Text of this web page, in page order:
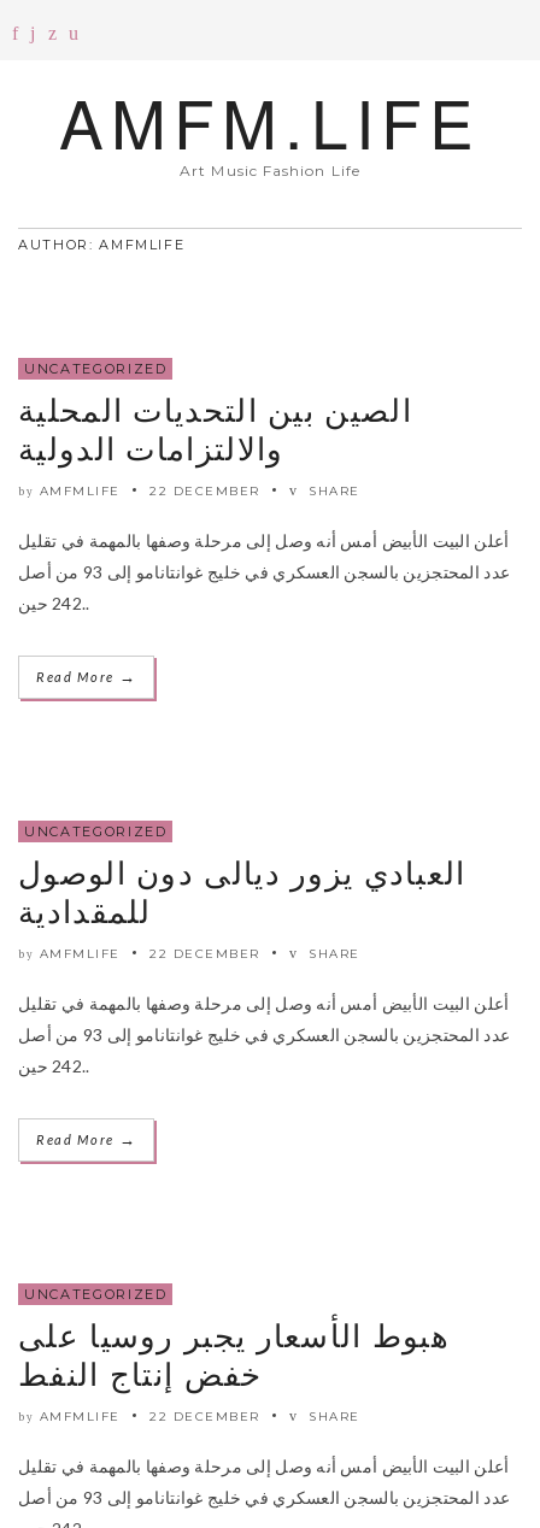
AMFM.LIFE
Art Music Fashion Life
AUTHOR: AMFMLIFE
UNCATEGORIZED
الصين بين التحديات المحلية
والالتزامات الدولية
by AMFMLIFE 22 DECEMBER SHARE
أعلن البيت الأبيض أمس أنه وصل إلى مرحلة وصفها بالمهمة في تقليل
عدد المحتجزين بالسجن العسكري في خليج غوانتانامو إلى 93 من أصل
242 حين..
Read More →
UNCATEGORIZED
العبادي يزور ديالى دون الوصول
للمقدادية
by AMFMLIFE 22 DECEMBER SHARE
أعلن البيت الأبيض أمس أنه وصل إلى مرحلة وصفها بالمهمة في تقليل
عدد المحتجزين بالسجن العسكري في خليج غوانتانامو إلى 93 من أصل
242 حين..
Read More →
UNCATEGORIZED
هبوط الأسعار يجبر روسيا على
خفض إنتاج النفط
by AMFMLIFE 22 DECEMBER SHARE
أعلن البيت الأبيض أمس أنه وصل إلى مرحلة وصفها بالمهمة في تقليل
عدد المحتجزين بالسجن العسكري في خليج غوانتانامو إلى 93 من أصل